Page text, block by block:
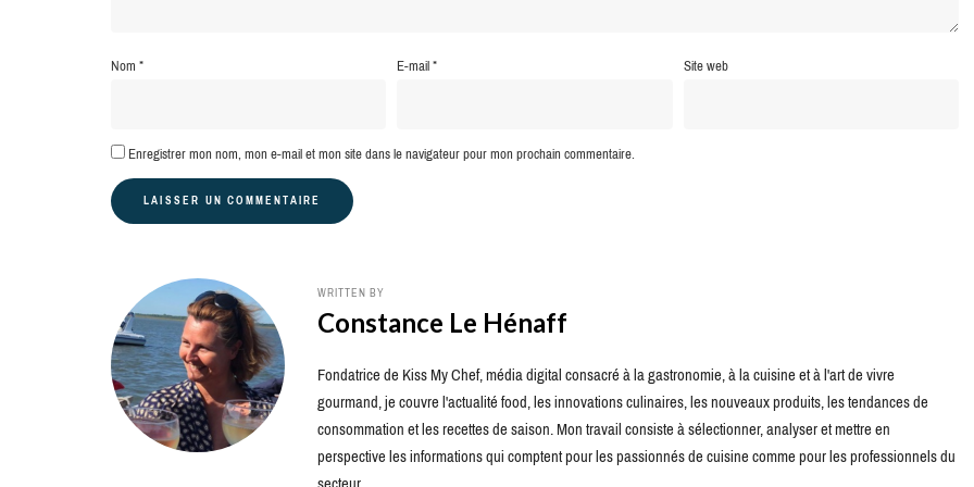
Nom* E-mail* Site web
Enregistrer mon nom, mon e-mail et mon site dans le navigateur pour mon prochain commentaire.
WRITTEN BY
Constance Le Hénaff
Fondatrice de Kiss My Chef, média digital consacré à la gastronomie, à la cuisine et à l'art de vivre
gourmand, je couvre l'actualité food, les innovations culinaires, les nouveaux produits, les tendances de
consommation et les recettes de saison. Mon travail consiste à sélectionner, analyser et mettre en
perspective les informations qui comptent pour les passionnés de cuisine comme pour les professionnels du